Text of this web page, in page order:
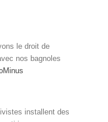
le droit de
nos bagnoles
installent des